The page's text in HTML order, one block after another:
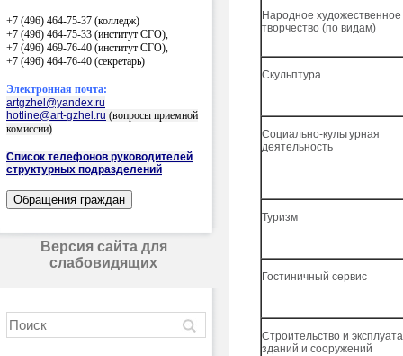
+7 (496) 464-75-37 (колледж)
+7 (496) 464-75-33 (институт СГО),
+7 (496) 469-76-40 (институт СГО),
+7 (496) 464-76-40 (секретарь)
Электронная почта:
artgzhel@yandex.ru
hotline@art-gzhel.ru (вопросы приемной
комиссии)
Список телефонов руководителей
структурных подразделений
Версия сайта для
слабовидящих
Народное художественное
творчество (по видам)
Скульптура
Социально-культурная
деятельность
Туризм
Гостиничный сервис
Строительство и
зданий и сооружений